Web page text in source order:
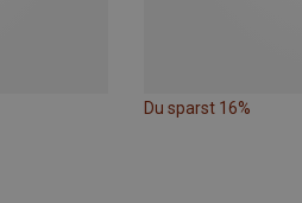
Du sparst 16%